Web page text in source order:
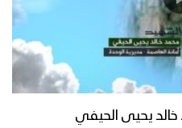
خالد يحيى الحيفي